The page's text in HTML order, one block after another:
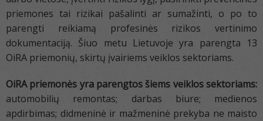
priemones tai rizikai pašalinti ar sumažinti, o po to
parengti reikiamą profesinės rizikos vertinimo
dokumentaciją. Šiuo metu Lietuvoje yra parengta 13
OiRA priemonių, skirtų įvairiems veiklos sektoriams.
OiRA priemonės yra parengtos šiems veiklos sektoriams:
automobilių remontas; darbas biure; medienos
apdirbimas; didmeninė ir mažmeninė prekyba ne maisto